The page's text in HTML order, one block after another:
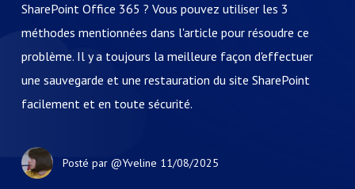
SharePoint Office 365 ? Vous pouvez utiliser les 3
méthodes mentionnées dans l'article pour résoudre ce
problème. Il y a toujours la meilleure façon d'effectuer
une sauvegarde et une restauration du site SharePoint
facilement et en toute sécurité.
Posté par @Yveline 11/08/2025